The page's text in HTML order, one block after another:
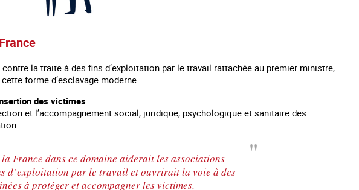
la traite à des fins d’exploitation par le travail rattachée au premier ministre,
forme d’esclavage moderne.
des victimes
et l’accompagnement social, juridique, psychologique et sanitaire des
France dans ce domaine aiderait les associations
d’exploitation par le travail et ouvrirait la voie à des
à protéger et accompagner les victimes.